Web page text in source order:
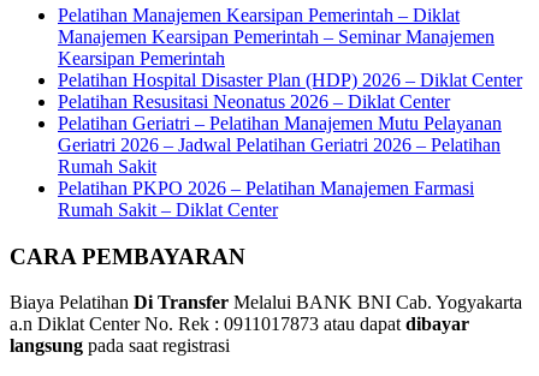
Pelatihan Manajemen Kearsipan Pemerintah – Diklat
Manajemen Kearsipan Pemerintah – Seminar Manajemen
Kearsipan Pemerintah
Pelatihan Hospital Disaster Plan (HDP) 2026 – Diklat Center
Pelatihan Resusitasi Neonatus 2026 – Diklat Center
Pelatihan Geriatri – Pelatihan Manajemen Mutu Pelayanan
Geriatri 2026 – Jadwal Pelatihan Geriatri 2026 – Pelatihan
Rumah Sakit
Pelatihan PKPO 2026 – Pelatihan Manajemen Farmasi
Rumah Sakit – Diklat Center
CARA PEMBAYARAN
Biaya Pelatihan Di Transfer Melalui BANK BNI Cab. Yogyakarta
a.n Diklat Center No. Rek : 0911017873 atau dapatdibayar
langsung pada saat registrasi